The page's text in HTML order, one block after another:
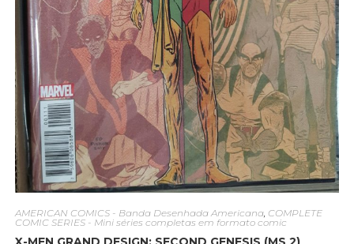
AMERICAN COMICS - Banda Desenhada Americana, COMPLETE
COMIC SERIES - Mini séries completas em formato comic